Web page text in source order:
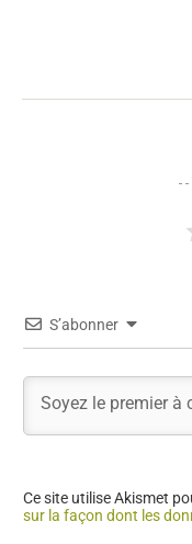
S’abonner
Ce site utilise Akismet
sur la façon dont les